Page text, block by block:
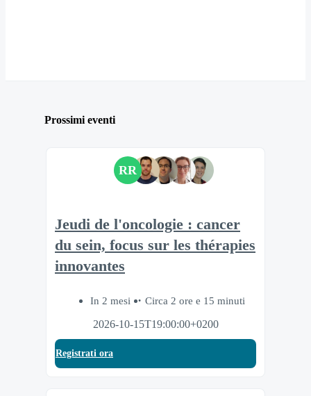
Prossimi eventi
RR
Jeudi de l'oncologie : cancer
du sein, focus sur les thérapies
innovantes
In 2 mesi
Circa 2 ore e 15 minuti
2026-10-15T19:00:00+0200
Registrati ora